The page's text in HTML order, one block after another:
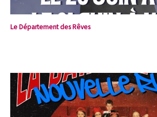
Le Département des Rêves